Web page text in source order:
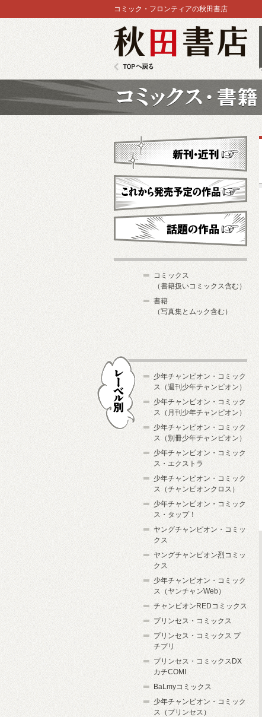
コミック・フロンティアの秋田書店
新刊・近刊
これから発売予定
コミックス
（書籍扱いコミックス含む）
書籍
（写真集とムック含む）
少年チャンピオン・コミック
ス（週刊少年チャンピオン）
少年チャンピオン・コミック
ス（月刊少年チャンピオン）
少年チャンピオン・コミック
ス（別冊少年チャンピオン）
少年チャンピオン・コミック
ス・エクストラ
少年チャンピオン・コミック
ス（チャンピオンクロス）
少年チャンピオン・コミック
ス・タップ！
ヤングチャンピオン・コミッ
クス
ヤングチャンピオン烈コミッ
クス
少年チャンピオン・コミック
ス（ヤンチャンWeb）
チャンピオンREDコミックス
プリンセス・コミックス
プリンセス・コミックス プ
チプリ
プリンセス・コミックスDX
カチCOMI
BaLmyコミックス
少年チャンピオン・コミック
ス（プリンセス）